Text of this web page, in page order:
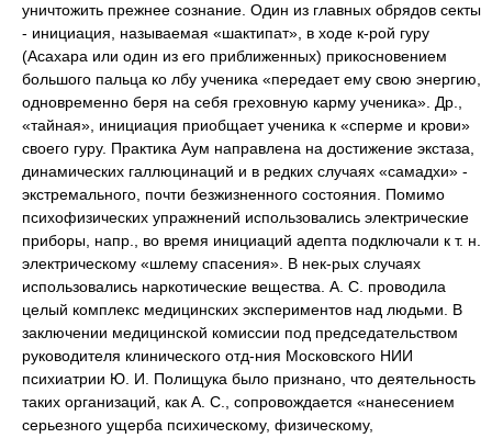
уничтожить прежнее сознание. Один из главных обрядов секты
- инициация, называемая «шактипат», в ходе к-рой гуру
(Асахара или один из его приближенных) прикосновением
большого пальца ко лбу ученика «передает ему свою энергию,
одновременно беря на себя греховную карму ученика». Др.,
«тайная», инициация приобщает ученика к «сперме и крови»
своего гуру. Практика Аум направлена на достижение экстаза,
динамических галлюцинаций и в редких случаях «самадхи» -
экстремального, почти безжизненного состояния. Помимо
психофизических упражнений использовались электрические
приборы, напр., во время инициаций адепта подключали к т. н.
электрическому «шлему спасения». В нек-рых случаях
использовались наркотические вещества. А. С. проводила
целый комплекс медицинских экспериментов над людьми. В
заключении медицинской комиссии под председательством
руководителя клинического отд-ния Московского НИИ
психиатрии Ю. И. Полищука было признано, что деятельность
таких организаций, как А. С., сопровождается «нанесением
серьезного ущерба психическому, физическому,